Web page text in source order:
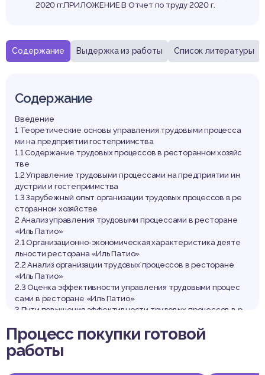
ее
Содержание Выдержка из работы Список литературы
Содержание
Введение
1 Теоретические основы управления трудовыми процесса
ми на предприятии гостеприимства
1.1 Содержание трудовых процессов в ресторанном хозяйс
тве
1.2 Управление трудовыми процессами на предприятии ин
дустрии и гостеприимства
1.3 Зарубежный опыт организации трудовых процессов в ре
сторанном хозяйстве
2 Анализ управления трудовыми процессами в ресторане
«Иль Патио»
2.1 Организационно-экономическая характеристика деяте
льности ресторана «Иль Патио»
2.2 Анализ организации трудовых процессов в ресторане
«Иль Патио»
2.3 Оценка эффективности управления трудовыми процес
сами в ресторане «Иль Патио»
3 Пути повышения эффективности трудовых процессов в р
3.1 Основные направления совершенствования организац
ии трудовых процессов
3.2 Мероприятия по повышению эффективности управлени
2020 гг.ПРИЛОЖЕНИЕ В Отчет по труду 2020 г.
Процесс покупки готовой
работы